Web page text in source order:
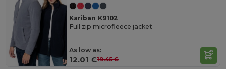
Kariban K9102
Full zip microfleece jacket
As low as:
12.01 €19.45 €